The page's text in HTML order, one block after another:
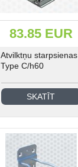
83.85 EUR
Atvilktņu starpsienas
Type C/h60
SKATĪT